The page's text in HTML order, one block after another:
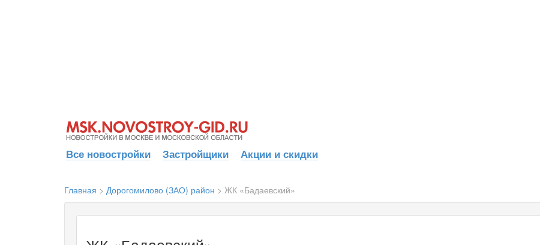
Все новостройки Застройщики Акции и скидки
Главная > Дорогомилово (ЗАО) район > ЖК «Бадаевский»